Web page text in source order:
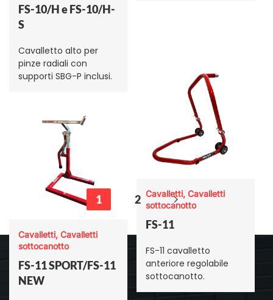
FS-10/H e FS-10/H-
S
Cavalletto alto per
pinze radiali con
supporti SBG-P inclusi.
Cavalletti, Cavalletti
sottocanotto
FS-11
FS-11 cavalletto
anteriore regolabile
sottocanotto.
Cavalletti, Cavalletti
sottocanotto
FS-11 SPORT/FS-11
NEW
1 2